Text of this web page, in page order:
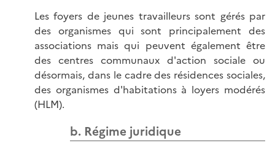
Les foyers de jeunes travailleurs sont gérés par
des organismes qui sont principalement des
associations mais qui peuvent également être
des centres communaux d'action sociale ou
désormais, dans le cadre des résidences sociales,
des organismes d'habitations à loyers modérés
(HLM).
b. Régime juridique